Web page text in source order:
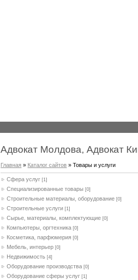
Адвокат Молдова, Адвокат
Главная » Каталог сайтов » Товары и услуги
Cфера услуг [1]
Специализированные товары [0]
Строительные материалы, оборудование [0]
Строительные услуги [1]
Сырье, материалы, комплектующие [0]
Компьютеры, оргтехника [0]
Косметика, парфюмерия [0]
Мебель, интерьер [0]
Недвижимость [4]
Оборудование производства [0]
Оборудование сферы услуг [1]